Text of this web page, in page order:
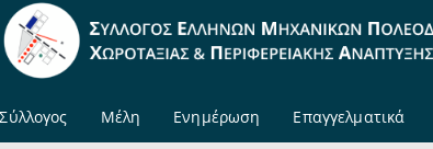
Μέλη Ενημέρωση Επαγγελματικά